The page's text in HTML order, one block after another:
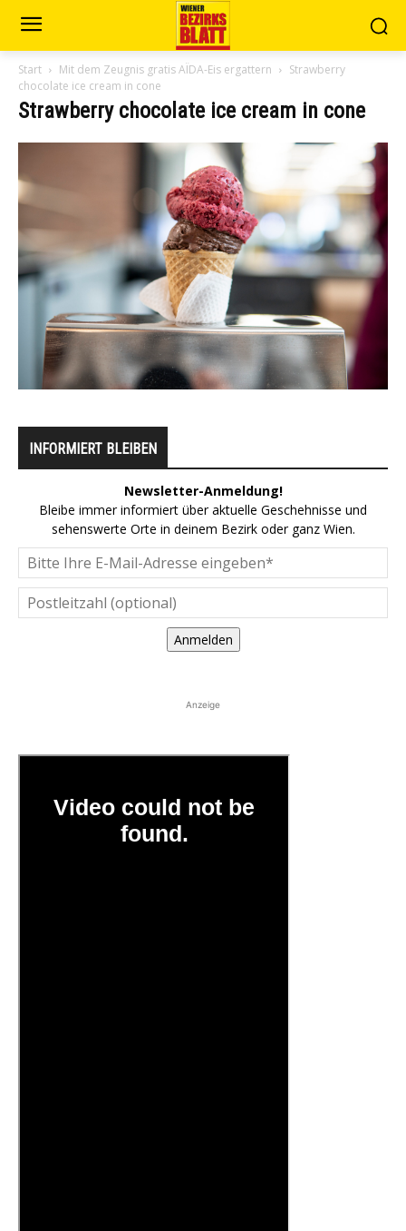
Start Mit dem Zeugnis gratis AÏDA-Eis ergattern
Strawberry
chocolate ice cream in cone
Strawberry chocolate ice cream in cone
INFORMIERT BLEIBEN
Newsletter-Anmeldung!
Bleibe immer informiert über aktuelle Geschehnisse und
sehenswerte Orte in deinem Bezirk oder ganz Wien.
Anmelden
Anzeige